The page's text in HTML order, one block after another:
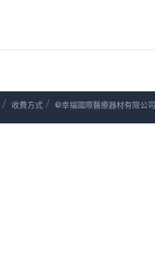
/ 收費方式 / ©幸福國際醫療器材有限公司